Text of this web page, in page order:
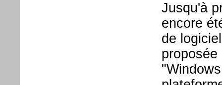
Jusqu'à
encore
de